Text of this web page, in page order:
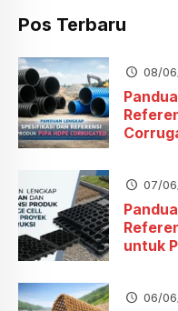
Pos Terbaru
08/
07/
untuk
06/